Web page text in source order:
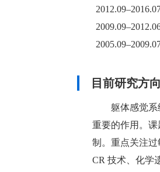
目前研究方向
躯体感觉系统
重要的作用。
制。重点关注
CR 技术、化学